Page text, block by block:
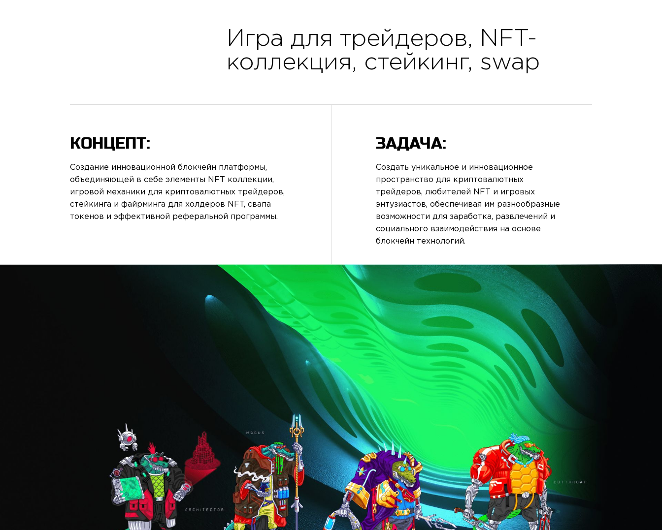
Игра для трейдеров, NFT-
коллекция, стейкинг, swap
КОНЦЕПТ:
Создание инновационной блокчейн платформы,
объединяющей в себе элементы NFT коллекции,
игровой механики для криптовалютных трейдеров,
стейкинга и файрминга для холдеров NFT, свапа
токенов и эффективной реферальной программы.
ЗАДАЧА:
Создать уникальное и инновационное
пространство для криптовалютных
трейдеров, любителей NFT и игровых
энтузиастов, обеспечивая им разнообразные
возможности для заработка, развлечений и
социального взаимодействия на основе
блокчейн технологий.